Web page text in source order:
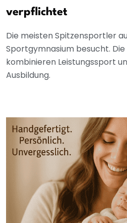
verpflichtet
Die meisten Spitzensportler
Sportgymnasium besucht.
kombinieren Leistungssport
Ausbildung.